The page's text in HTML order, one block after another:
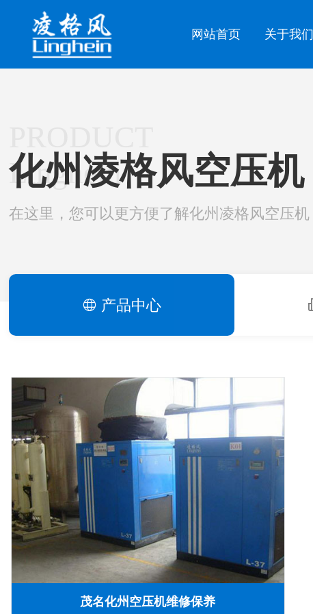
网站首页 关于我们
Linghein
化州凌格风空压机
在这里，您可以更方便了解化州凌格风空压机
产品中心
茂名化州空压机维修保养